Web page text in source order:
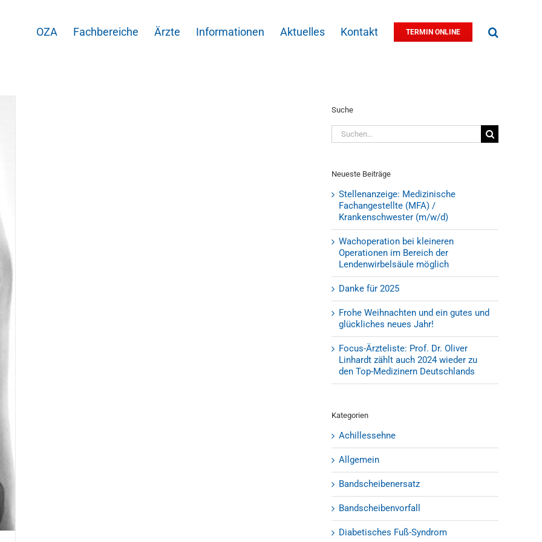
OZA Fachbereiche Ärzte Informationen Aktuelles Kontakt TERMIN ONLINE
Suche
Suche
nach:
Neueste Beiträge
Stellenanzeige: Medizinische
Fachangestellte (MFA) /
Krankenschwester (m/w/d)
Wachoperation bei kleineren
Operationen im Bereich der
Lendenwirbelsäule möglich
Danke für 2025
Frohe Weihnachten und ein gutes und
glückliches neues Jahr!
Focus-Ärzteliste: Prof. Dr. Oliver
Linhardt zählt auch 2024 wieder zu
den Top-Medizinern Deutschlands
Kategorien
Achillessehne
Allgemein
Bandscheibenersatz
Bandscheibenvorfall
Diabetisches Fuß-Syndrom